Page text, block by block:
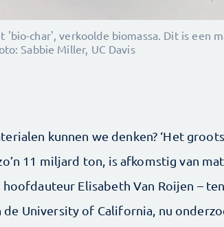
'bio-char', verkoolde biomassa. Dit is een
Sabbie Miller, UC Davis
kunnen we denken? ‘Het
11 miljard ton, is afkomstig van
hoofdauteur Elisabeth Van Roijen –
University of California, nu